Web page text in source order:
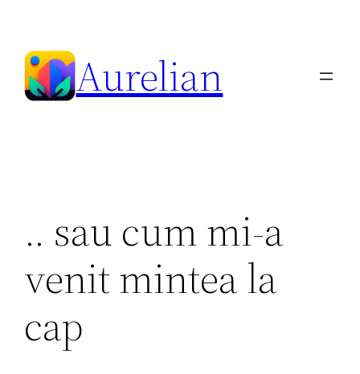
content
Aurelian
.. sau cum mi-a
venit mintea la
cap